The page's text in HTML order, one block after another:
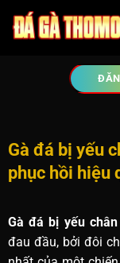
Gà đá bị yếu
phục hồi hiệu
Gà đá bị yếu chân
đau đầu, bởi đôi